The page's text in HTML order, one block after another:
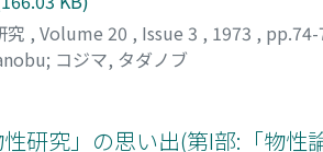
究 , Volume 20 , Issue 3 , 1973 , pp.74-
; コジマ, タダノブ
性研究」の思い出(第I部:「物